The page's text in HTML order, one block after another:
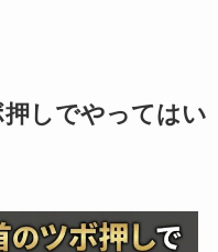
しでやってはい